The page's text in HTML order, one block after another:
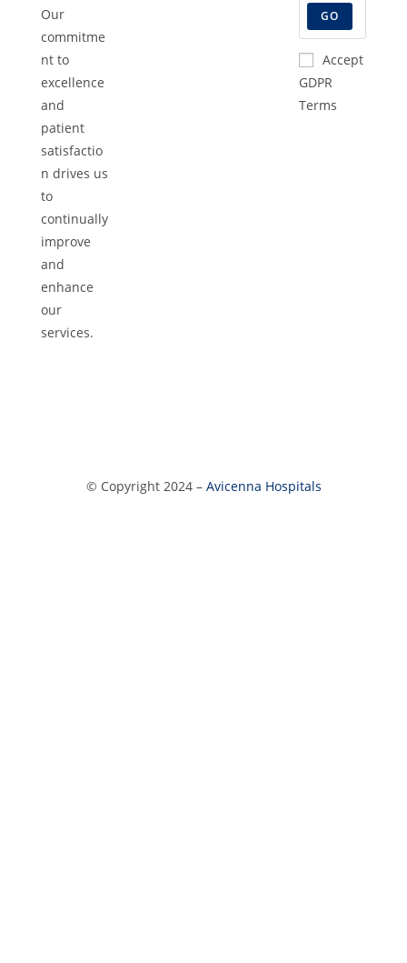
Our
commitme
nt to
excellence
and
patient
satisfactio
n drives us
to
continually
improve
and
enhance
our
services.
GO
Accept
GDPR
Terms
© Copyright 2024 – Avicenna Hospitals